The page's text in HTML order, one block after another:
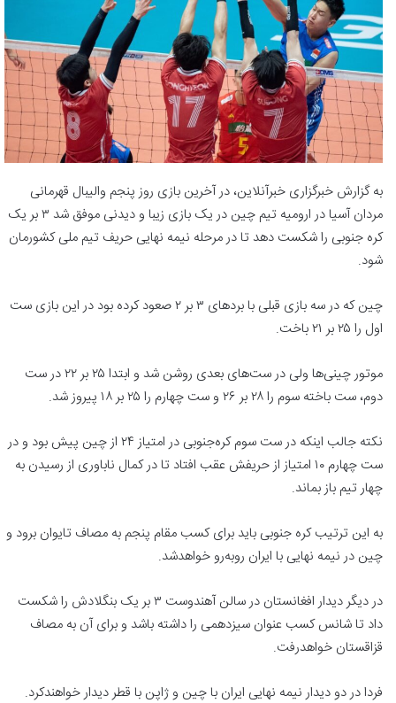
به گزارش خبرگزاری خبرآنلاین، در آخرین بازی روز پنجم والیبال قهرمانی
مردان آسیا در ارومیه تیم چین در یک بازی زیبا و دیدنی موفق شد ۳ بر یک
کره جنوبی را شکست دهد تا در مرحله نیمه نهایی حریف تیم ملی کشورمان
شود.
چین که در سه بازی قبلی با بردهای ۳ بر ۲ صعود کرده بود در این بازی ست
اول را ۲۵ بر ۲۱ باخت.
موتور چینی‌ها ولی در ست‌های بعدی روشن شد و ابتدا ۲۵ بر ۲۲ در ست
دوم، ست باخته سوم را ۲۸ بر ۲۶ و ست چهارم را ۲۵ بر ۱۸ پیروز شد.
نکته جالب اینکه در ست سوم کره‌جنوبی در امتیاز ۲۴ از چین پیش بود و در
ست چهارم ۱۰ امتیاز از حریفش عقب افتاد تا در کمال ناباوری از رسیدن به
چهار تیم باز بماند.
به این ترتیب کره جنوبی باید برای کسب مقام پنجم به مصاف تایوان برود و
چین در نیمه نهایی با ایران روبه‌رو خواهدشد.
در دیگر دیدار افغانستان در سالن آهندوست ۳ بر یک بنگلادش را شکست
داد تا شانس کسب عنوان سیزدهمی را داشته باشد و برای آن به مصاف
قزاقستان خواهدرفت.
فردا در دو دیدار نیمه نهایی ایران با چین و ژاپن با قطر دیدار خواهندکرد.